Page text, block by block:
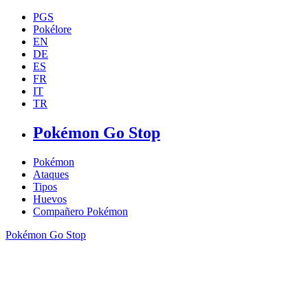
PGS
Pokélore
EN
DE
ES
FR
IT
TR
Pokémon Go Stop
Pokémon
Ataques
Tipos
Huevos
Compañero Pokémon
Pokémon Go Stop